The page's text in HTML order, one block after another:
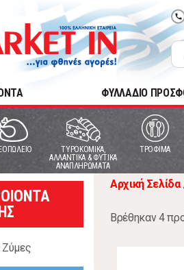
call
ΦΥΛΛΑΔΙΟ
ΤΥΡΟΚΟΜΙΚΑ,
ΑΛΛΑΝΤΙΚΑ & ΦΥΤΙΚΑ
ΑΝΑΠΛΗΡΩΜΑΤΑ
ΤΡΟΦΙΜΑ
Αρχική Σελίδα
Βρέθηκαν 4